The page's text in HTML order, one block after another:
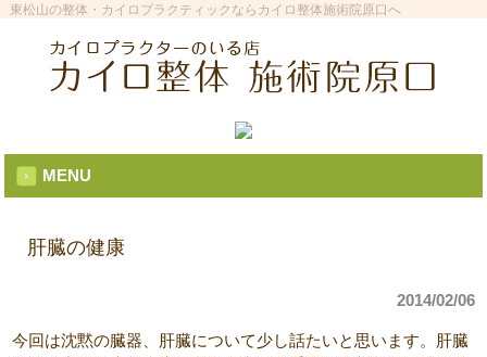
東松山の整体・カイロプラクティックならカイロ整体施術院原口へ
MENU
肝臓の健康
2014/02/06
今回は沈黙の臓器、肝臓について少し話たいと思います。肝臓